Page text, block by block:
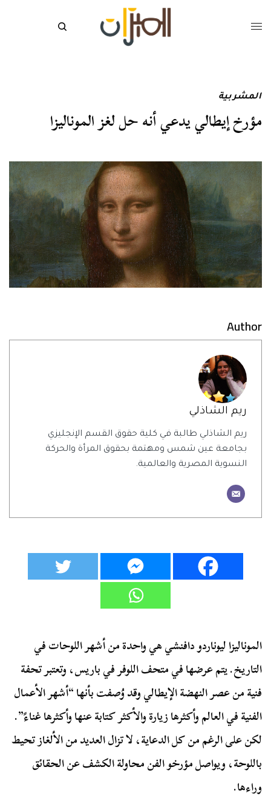
المشربية
مؤرخ إيطالي يدعي أنه حل لغز الموناليزا
Author
ريم الشاذلي
ريم الشاذلي طالبة في كلية حقوق القسم الإنجليزي
بجامعة عين شمس ومهتمة بحقوق المرأة والحركة
النسوية المصرية والعالمية.
الموناليزا ليوناردو دافنشي هي واحدة من أشهر اللوحات في
التاريخ. يتم عرضها في متحف اللوفر في باريس، وتعتبر تحفة
فنية من عصر النهضة الإيطالي وقد وُصفت بأنها “أشهر الأعمال
الفنية في العالم وأكثرها زيارة والأكثر كتابة عنها وأكثرها غناءً”.
لكن على الرغم من كل الدعاية، لا تزال العديد من الألغاز تحيط
باللوحة، ويواصل مؤرخو الفن محاولة الكشف عن الحقائق
وراءها.